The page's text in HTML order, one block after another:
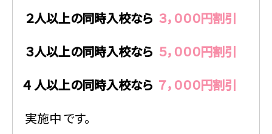
２人以上の同時入校なら ３，０００円割引
３人以上の同時入校なら ５，０００円割引
４人以上の同時入校なら ７，０００円割引
実施中です。